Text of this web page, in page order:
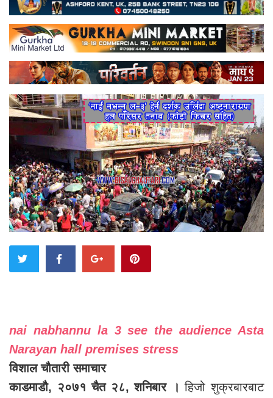
nai nabhannu la 3 see the audience Asta
Narayan hall premises stress
विशाल चौतारी समाचार
काडमाडौ, २०७१ चैत २८, शनिबार । हिजो शुक्रबारबाट